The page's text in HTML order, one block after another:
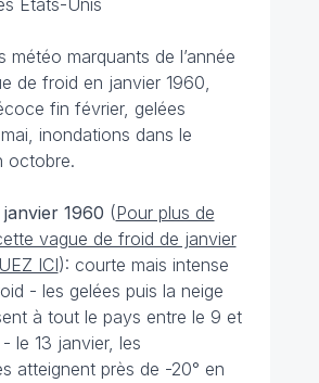
Etats-Unis
météo marquants de l’année
de froid en janvier 1960,
fin février, gelées
inondations dans le
octobre.
1960 (Pour plus de
vague de froid de janvier
ICI): courte mais intense
- les gelées puis la neige
à tout le pays entre le 9 et
- le 13 janvier, les
atteignent près de -20° en